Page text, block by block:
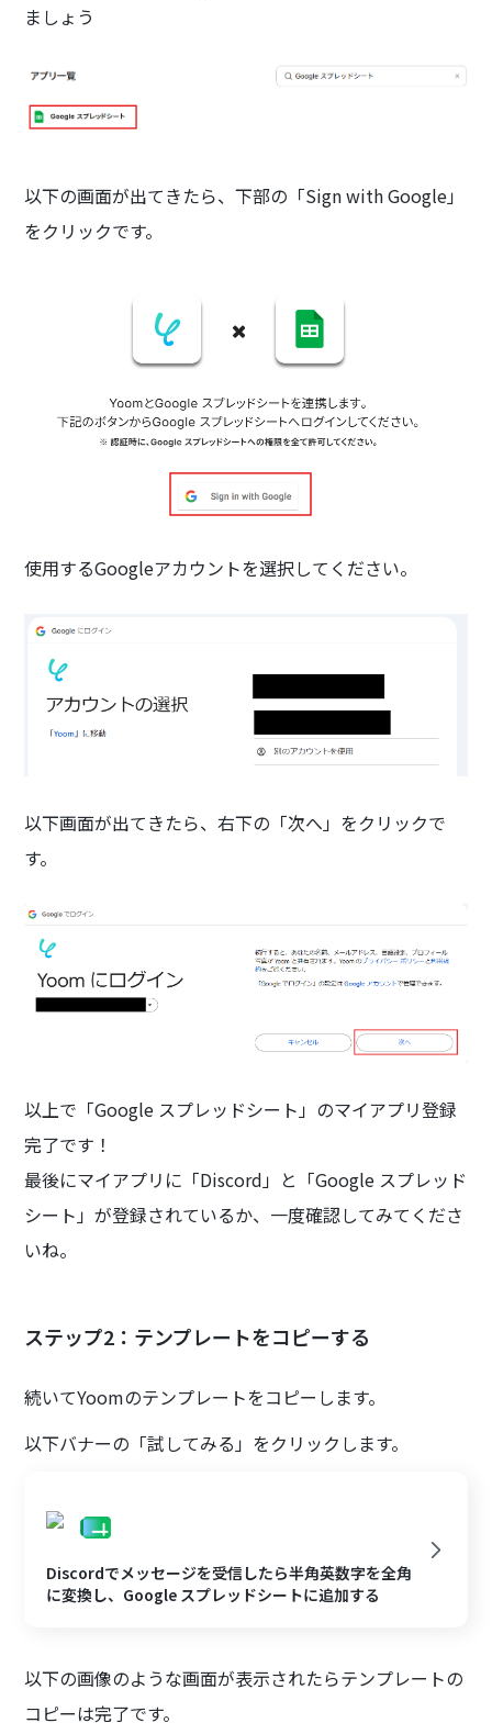
ましょう
以下の画面が出てきたら、下部の「Sign with Google」
をクリックです。
使用するGoogleアカウントを選択してください。
以下画面が出てきたら、右下の「次へ」をクリックで
す。
以上で「Google スプレッドシート」のマイアプリ登録
完了です！
最後にマイアプリに「Discord」と「Google スプレッド
シート」が登録されているか、一度確認してみてくださ
いね。
ステップ2：テンプレートをコピーする
続いてYoomのテンプレートをコピーします。
以下バナーの「試してみる」をクリックします。
Discordでメッセージを受信したら半角英数字を全角
に変換し、Google スプレッドシートに追加する
以下の画像のような画面が表示されたらテンプレートの
コピーは完了です。